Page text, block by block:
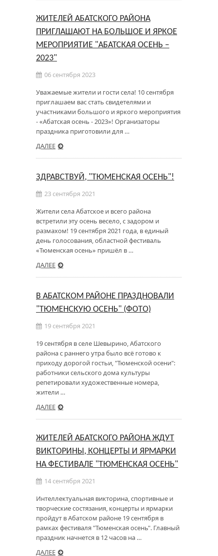
ЖИТЕЛЕЙ АБАТСКОГО РАЙОНА
ПРИГЛАШАЮТ НА БОЛЬШОЕ И ЯРКОЕ
МЕРОПРИЯТИЕ "АБАТСКАЯ ОСЕНЬ –
2023"
06 сентября 2023
Уважаемые жители и гости села! 10 сентября
приглашаем вас стать свидетелями и
участниками большого и яркого мероприятия
- «Абатская осень - 2023»! Организаторы
праздника приготовили для …
ДАЛЕЕ
ЗДРАВСТВУЙ, "ТЮМЕНСКАЯ ОСЕНЬ"!
23 сентября 2021
Жители села Абатское и всего района
встретили эту осень весело, с задором и
размахом! 19 сентября 2021 года, в единый
день голосования, областной фестиваль
«Тюменская осень» пришёл в …
ДАЛЕЕ
В АБАТСКОМ РАЙОНЕ ПРАЗДНОВАЛИ
"ТЮМЕНСКУЮ ОСЕНЬ" (ФОТО)
19 сентября 2021
19 сентября в селе Шевырино, Абатского
района с раннего утра было всё готово к
приходу дорогой гостьи, "Тюменской осени":
работники сельского дома культуры
репетировали художественные номера,
жители …
ДАЛЕЕ
ЖИТЕЛЕЙ АБАТСКОГО РАЙОНА ЖДУТ
ВИКТОРИНЫ, КОНЦЕРТЫ И ЯРМАРКИ
НА ФЕСТИВАЛЕ "ТЮМЕНСКАЯ ОСЕНЬ"
14 сентября 2021
Интеллектуальная викторина, спортивные и
творческие состязания, концерты и ярмарки
пройдут в Абатском районе 19 сентября в
рамках фестиваля "Тюменская осень". Главный
праздник начнется в 12 часов на …
ДАЛЕЕ